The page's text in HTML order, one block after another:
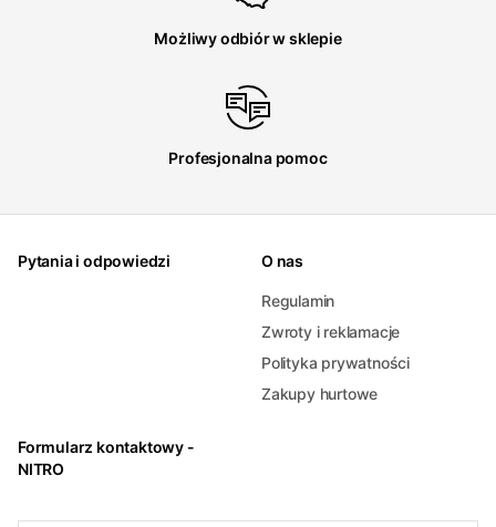
Możliwy odbiór w sklepie
Profesjonalna pomoc
Pytania i odpowiedzi O nas
Regulamin
Zwroty i reklamacje
Polityka prywatności
Zakupy hurtowe
Formularz kontaktowy -
NITRO